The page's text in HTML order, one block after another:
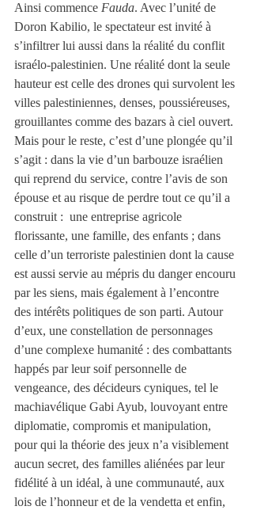
Ainsi commence Fauda. Avec l’unité de
Doron Kabilio, le spectateur est invité à
s’infiltrer lui aussi dans la réalité du conflit
israélo-palestinien. Une réalité dont la seule
hauteur est celle des drones qui survolent les
villes palestiniennes, denses, poussiéreuses,
grouillantes comme des bazars à ciel ouvert.
Mais pour le reste, c’est d’une plongée qu’il
s’agit : dans la vie d’un barbouze israélien
qui reprend du service, contre l’avis de son
épouse et au risque de perdre tout ce qu’il a
construit :  une entreprise agricole
florissante, une famille, des enfants ; dans
celle d’un terroriste palestinien dont la cause
est aussi servie au mépris du danger encouru
par les siens, mais également à l’encontre
des intérêts politiques de son parti. Autour
d’eux, une constellation de personnages
d’une complexe humanité : des combattants
happés par leur soif personnelle de
vengeance, des décideurs cyniques, tel le
machiavélique Gabi Ayub, louvoyant entre
diplomatie, compromis et manipulation,
pour qui la théorie des jeux n’a visiblement
aucun secret, des familles aliénées par leur
fidélité à un idéal, à une communauté, aux
lois de l’honneur et de la vendetta et enfin,